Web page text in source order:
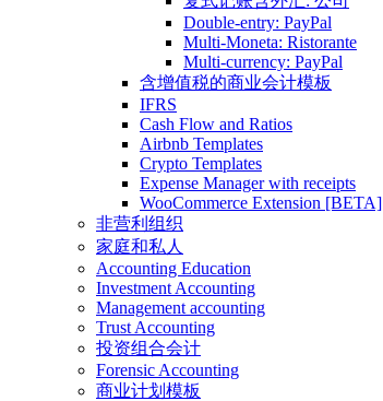
Double-entry: PayPal
Multi-Moneta: Ristorante
Multi-currency: PayPal
含增值税的商业会计模板
IFRS
Cash Flow and Ratios
Airbnb Templates
Crypto Templates
Expense Manager with receipts
WooCommerce Extension [BETA]
非营利组织
家庭和私人
Accounting Education
Investment Accounting
Management accounting
Trust Accounting
投资组合会计
Forensic Accounting
商业计划模板